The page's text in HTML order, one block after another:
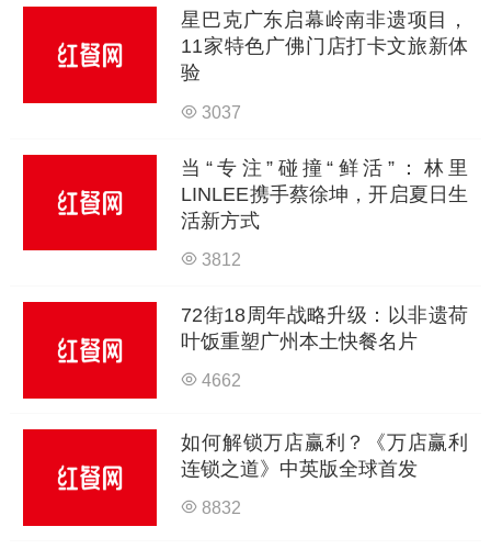
星巴克广东启幕岭南非遗项目，
11家特色广佛门店打卡文旅新体
验
3037
当“专注”碰撞“鲜活”：林里
LINLEE携手蔡徐坤，开启夏日生
活新方式
3812
72街18周年战略升级：以非遗荷
叶饭重塑广州本土快餐名片
4662
如何解锁万店赢利？《万店赢利
连锁之道》中英版全球首发
8832